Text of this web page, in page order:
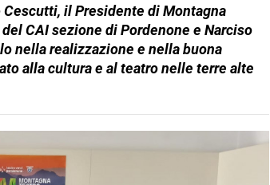
il Presidente di Montagna
CAI sezione di Pordenone e Narciso
nella realizzazione e nella buona
alla cultura e al teatro nelle terre alte